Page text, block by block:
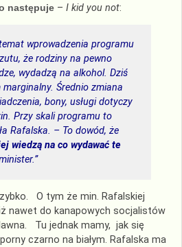
następuje – I kid you not:
wprowadzenia programu
że rodziny na pewno
wydadzą na alkohol. Dziś
marginalny. Średnio zmiana
bony, usługi dotyczy
Przy skali programu to
Rafalska. – To dowód, że
wiedzą na co wydawać te
”
O tym że min. Rafalskiej
nawet do kanapowych socjalistów
Tu jednak mamy, jak się
czarno na białym. Rafalska ma